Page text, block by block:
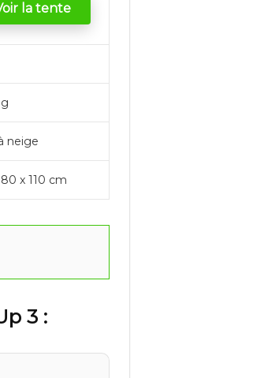
la tente
neige
x 110 cm
3 :